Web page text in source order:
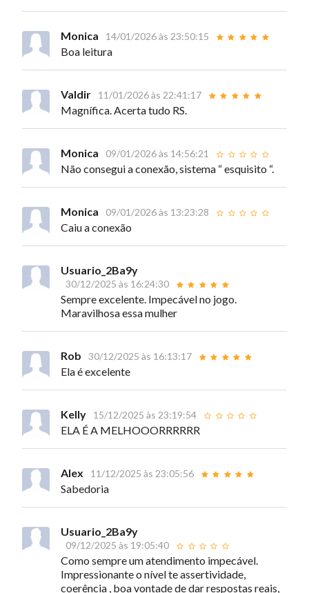
Monica 14/01/2026 às 23:50:15
Boa leitura
Valdir 11/01/2026 às 22:41:17
Magnífica. Acerta tudo RS.
Monica 09/01/2026 às 14:56:21
Não consegui a conexão, sistema “ esquisito “.
Monica 09/01/2026 às 13:23:28
Caiu a conexão
Usuario_2Ba9y
30/12/2025 às 16:24:30
Sempre excelente. Impecável no jogo.
Maravilhosa essa mulher
Rob 30/12/2025 às 16:13:17
Ela é excelente
Kelly 15/12/2025 às 23:19:54
ELA É A MELHOOORRRRRR
Alex 11/12/2025 às 23:05:56
Sabedoria
Usuario_2Ba9y
09/12/2025 às 19:05:40
Como sempre um atendimento impecável.
Impressionante o nível te assertividade,
coerência , boa vontade de dar respostas reais,